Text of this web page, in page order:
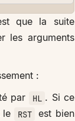
que la suite
les arguments
:
par HL . Si ce
le RST
est bien